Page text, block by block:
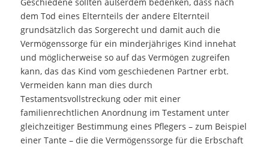
dem Tod eines Elternteils der andere Elternteil
grundsätzlich das Sorgerecht und damit auch die
Vermögenssorge für ein minderjähriges Kind innehat
und möglicherweise so auf das Vermögen zugreifen
kann, das das Kind vom geschiedenen Partner erbt.
Vermeiden kann man dies durch
Testamentsvollstreckung oder mit einer
familienrechtlichen Anordnung im Testament unter
gleichzeitiger Bestimmung eines Pflegers – zum Beispiel
einer Tante – die die Vermögenssorge für die Erbschaft